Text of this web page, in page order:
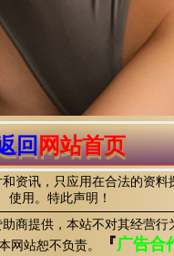
回网站首页
资讯，只应用在合法的资
使用。特此声明！
商提供，本站不对其经营
网站恕不负责。
『广告合